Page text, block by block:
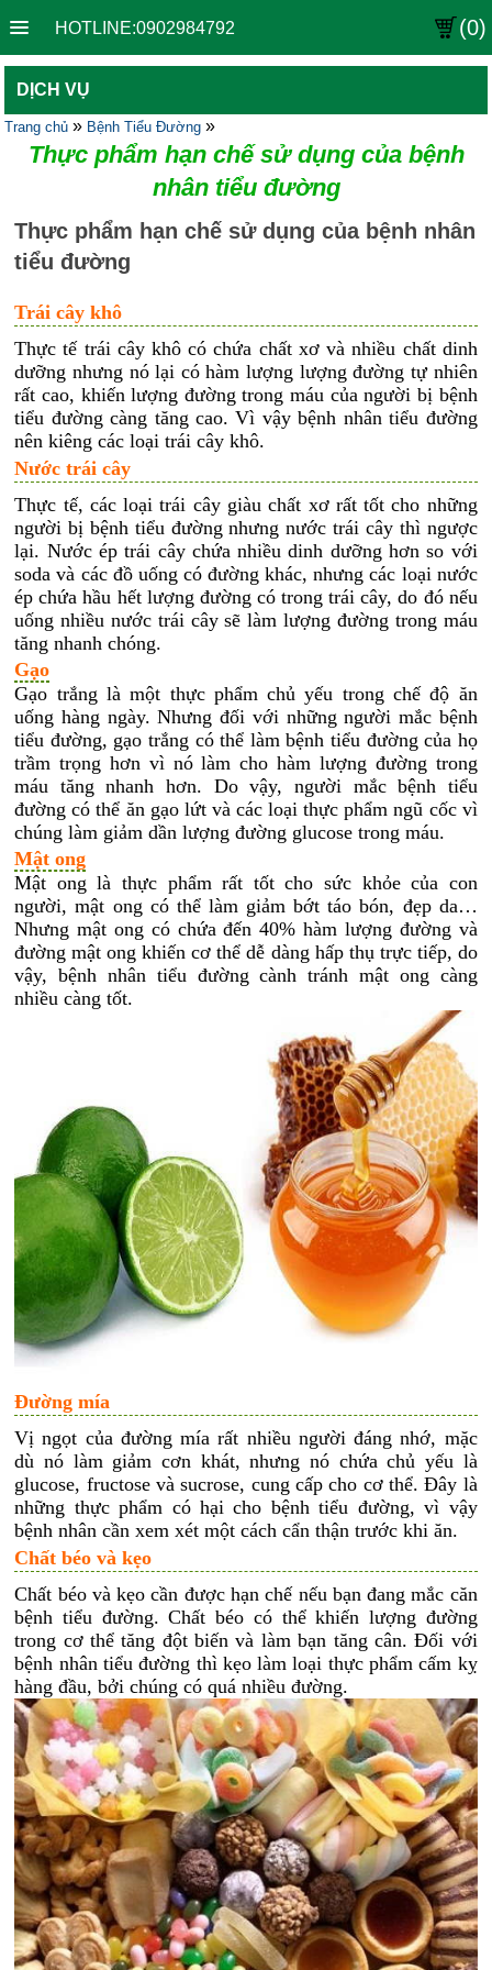
HOTLINE:0902984792 (0)
DỊCH VỤ
Trang chủ » Bệnh Tiểu Đường »
Thực phẩm hạn chế sử dụng của bệnh
nhân tiểu đường
Thực phẩm hạn chế sử dụng của bệnh nhân
tiểu đường
Trái cây khô
Thực tế trái cây khô có chứa chất xơ và nhiều chất dinh
dưỡng nhưng nó lại có hàm lượng lượng đường tự nhiên
rất cao, khiến lượng đường trong máu của người bị bệnh
tiểu đường càng tăng cao. Vì vậy bệnh nhân tiểu đường
nên kiêng các loại trái cây khô.
Nước trái cây
Thực tế, các loại trái cây giàu chất xơ rất tốt cho những
người bị bệnh tiểu đường nhưng nước trái cây thì ngược
lại. Nước ép trái cây chứa nhiều dinh dưỡng hơn so với
soda và các đồ uống có đường khác, nhưng các loại nước
ép chứa hầu hết lượng đường có trong trái cây, do đó nếu
uống nhiều nước trái cây sẽ làm lượng đường trong máu
tăng nhanh chóng.
Gạo
Gạo trắng là một thực phẩm chủ yếu trong chế độ ăn
uống hàng ngày. Nhưng đối với những người mắc bệnh
tiểu đường, gạo trắng có thể làm bệnh tiểu đường của họ
trầm trọng hơn vì nó làm cho hàm lượng đường trong
máu tăng nhanh hơn. Do vậy, người mắc bệnh tiểu
đường có thể ăn gạo lứt và các loại thực phẩm ngũ cốc vì
chúng làm giảm dần lượng đường glucose trong máu.
Mật ong
Mật ong là thực phẩm rất tốt cho sức khỏe của con
người, mật ong có thể làm giảm bớt táo bón, đẹp da…
Nhưng mật ong có chứa đến 40% hàm lượng đường và
đường mật ong khiến cơ thể dễ dàng hấp thụ trực tiếp, do
vậy, bệnh nhân tiểu đường cành tránh mật ong càng
nhiều càng tốt.
Đường mía
Vị ngọt của đường mía rất nhiều người đáng nhớ, mặc
dù nó làm giảm cơn khát, nhưng nó chứa chủ yếu là
glucose, fructose và sucrose, cung cấp cho cơ thể. Đây là
những thực phẩm có hại cho bệnh tiểu đường, vì vậy
bệnh nhân cần xem xét một cách cẩn thận trước khi ăn.
Chất béo và kẹo
Chất béo và kẹo cần được hạn chế nếu bạn đang mắc căn
bệnh tiểu đường. Chất béo có thể khiến lượng đường
trong cơ thể tăng đột biến và làm bạn tăng cân. Đối với
bệnh nhân tiểu đường thì kẹo làm loại thực phẩm cấm kỵ
hàng đầu, bởi chúng có quá nhiều đường.